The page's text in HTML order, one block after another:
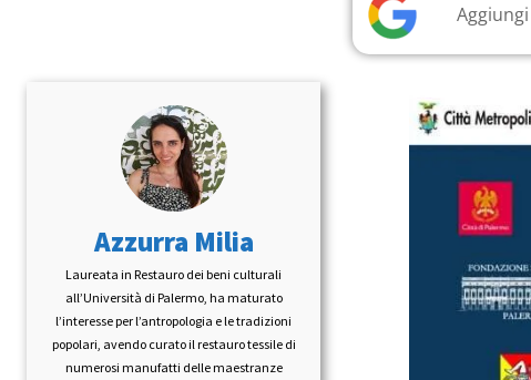
Aggiungi
Azzurra Milia
Laureata in Restauro dei beni culturali
all’Università di Palermo, ha maturato
l’interesse per l’antropologia e le tradizioni
popolari, avendo curato il restauro tessile di
numerosi manufatti delle maestranze